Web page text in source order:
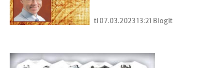
ti 07.03.2023 13:21 Blogit